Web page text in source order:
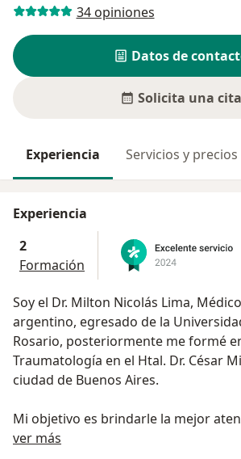
34 opiniones
Datos de
Solicita una cita
Experiencia Servicios y precios
Experiencia
2
Formación
Soy el Dr. Milton Nicolás Lima,
argentino, egresado de la
Rosario, posteriormente me formé
Traumatología en el Htal. Dr. César
ciudad de Buenos Aires.
Mi objetivo es brindarle la mejor
personalizadas para recuperar su
ver más